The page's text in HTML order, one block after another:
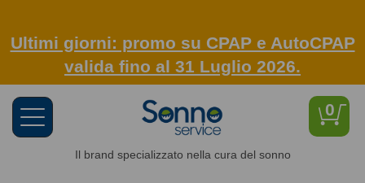
Ultimi giorni: promo su CPAP e AutoCPAP
valida fino al 31 Luglio 2026.
0
Toggle
navigation
Il brand specializzato nella cura del sonno